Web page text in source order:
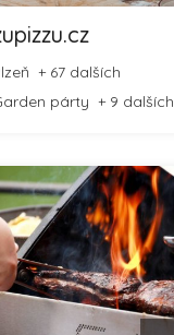
+ 67 dalších
párty + 9 dalších